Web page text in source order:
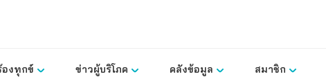
องทุกข์ ข่าวผู้บริโภค คลังข้อมูล สมาชิก